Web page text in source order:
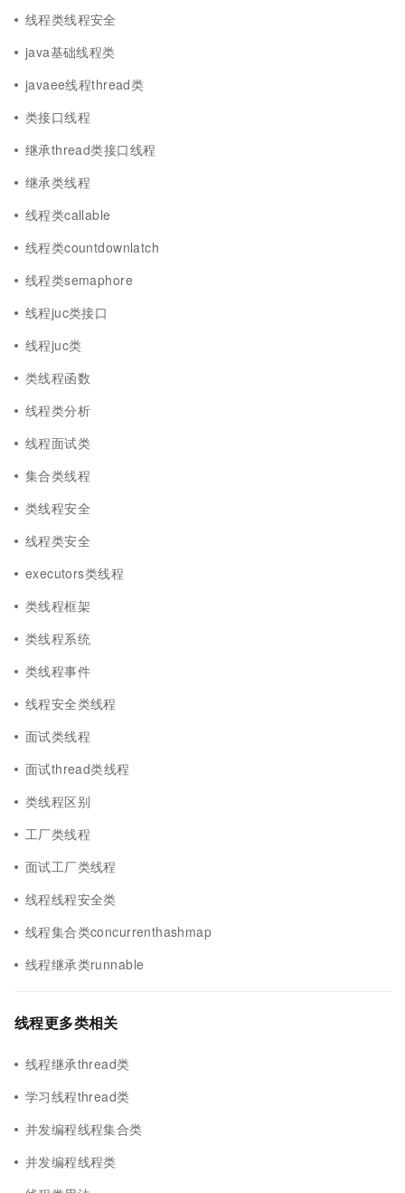
线程类线程安全
java基础线程类
javaee线程thread类
类接口线程
继承thread类接口线程
继承类线程
线程类callable
线程类countdownlatch
线程类semaphore
线程juc类接口
线程juc类
类线程函数
线程类分析
线程面试类
集合类线程
类线程安全
线程类安全
executors类线程
类线程框架
类线程系统
类线程事件
线程安全类线程
面试类线程
面试thread类线程
类线程区别
工厂类线程
面试工厂类线程
线程线程安全类
线程集合类concurrenthashmap
线程继承类runnable
线程更多类相关
线程继承thread类
学习线程thread类
并发编程线程集合类
并发编程线程类